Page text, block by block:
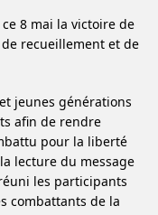
8 mai la victoire de
recueillement et de
jeunes générations
afin de rendre
pour la liberté
lecture du message
les participants
combattants de la